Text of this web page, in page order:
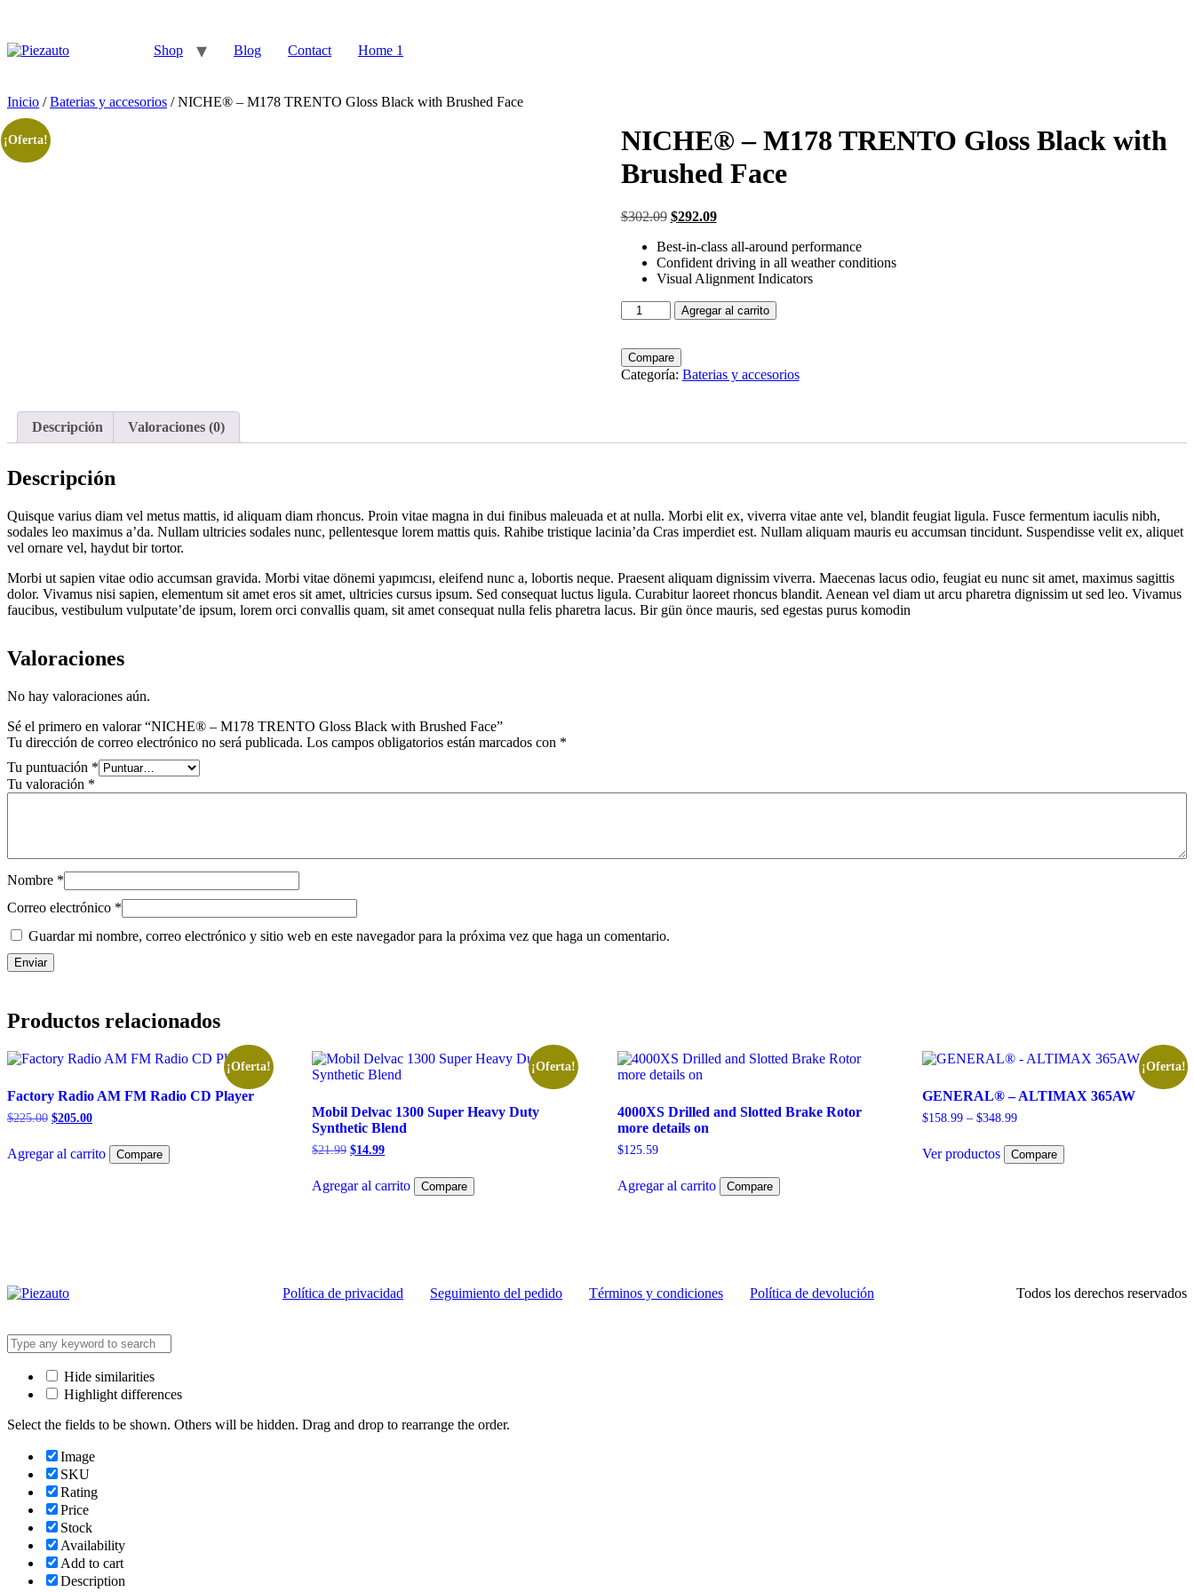
Shop Blog Contact Home 1
Inicio /Baterias y accesorios / NICHE® – M178 TRENTO Gloss Black with Brushed Face
¡Oferta!
NICHE® – M178 TRENTO Gloss Black with
Brushed Face
$302.09 $292.09
Best-in-class all-around performance
Confident driving in all weather conditions
Visual Alignment Indicators
Agregar al carrito
Compare
Categoría: Baterias y accesorios
Descripción Valoraciones (0)
Descripción
Quisque varius diam vel metus mattis, id aliquam diam rhoncus. Proin vitae magna in dui finibus maleuada et at nulla. Morbi elit ex, viverra vitae ante vel, blandit feugiat ligula. Fusce fermentum iaculis nibh,
sodales leo maximus a’da. Nullam ultricies sodales nunc, pellentesque lorem mattis quis. Rahibe tristique lacinia’da Cras imperdiet est. Nullam aliquam mauris eu accumsan tincidunt. Suspendisse velit ex, aliquet
vel ornare vel, haydut bir tortor.
Morbi ut sapien vitae odio accumsan gravida. Morbi vitae dönemi yapımcısı, eleifend nunc a, lobortis neque. Praesent aliquam dignissim viverra. Maecenas lacus odio, feugiat eu nunc sit amet, maximus sagittis
dolor. Vivamus nisi sapien, elementum sit amet eros sit amet, ultricies cursus ipsum. Sed consequat luctus ligula. Curabitur laoreet rhoncus blandit. Aenean vel diam ut arcu pharetra dignissim ut sed leo. Vivamus
faucibus, vestibulum vulputate’de ipsum, lorem orci convallis quam, sit amet consequat nulla felis pharetra lacus. Bir gün önce mauris, sed egestas purus komodin
Valoraciones
No hay valoraciones aún.
Sé el primero en valorar “NICHE® – M178 TRENTO Gloss Black with Brushed Face”
Tu dirección de correo electrónico no será publicada. Los campos obligatorios están marcados con *
Tu puntuación *
Tu valoración *
Nombre *
Correo electrónico *
Guardar mi nombre, correo electrónico y sitio web en este navegador para la próxima vez que haga un comentario.
Productos relacionados
¡Oferta!
Factory Radio AM FM Radio CD Player
$225.00 $205.00
Agregar al carrito Compare
¡Oferta!
Mobil Delvac 1300 Super Heavy Duty
Synthetic Blend
$21.99 $14.99
Agregar al carrito Compare
4000XS Drilled and Slotted Brake Rotor
more details on
$125.59
Agregar al carrito Compare
¡Oferta!
GENERAL® – ALTIMAX 365AW
$158.99 – $348.99
Ver productos Compare
Política de privacidad Seguimiento del pedido Términos y condiciones Política de devolución Todos los derechos reservados
Hide similarities
Highlight differences
Select the fields to be shown. Others will be hidden. Drag and drop to rearrange the order.
Image
SKU
Rating
Price
Stock
Availability
Add to cart
Description